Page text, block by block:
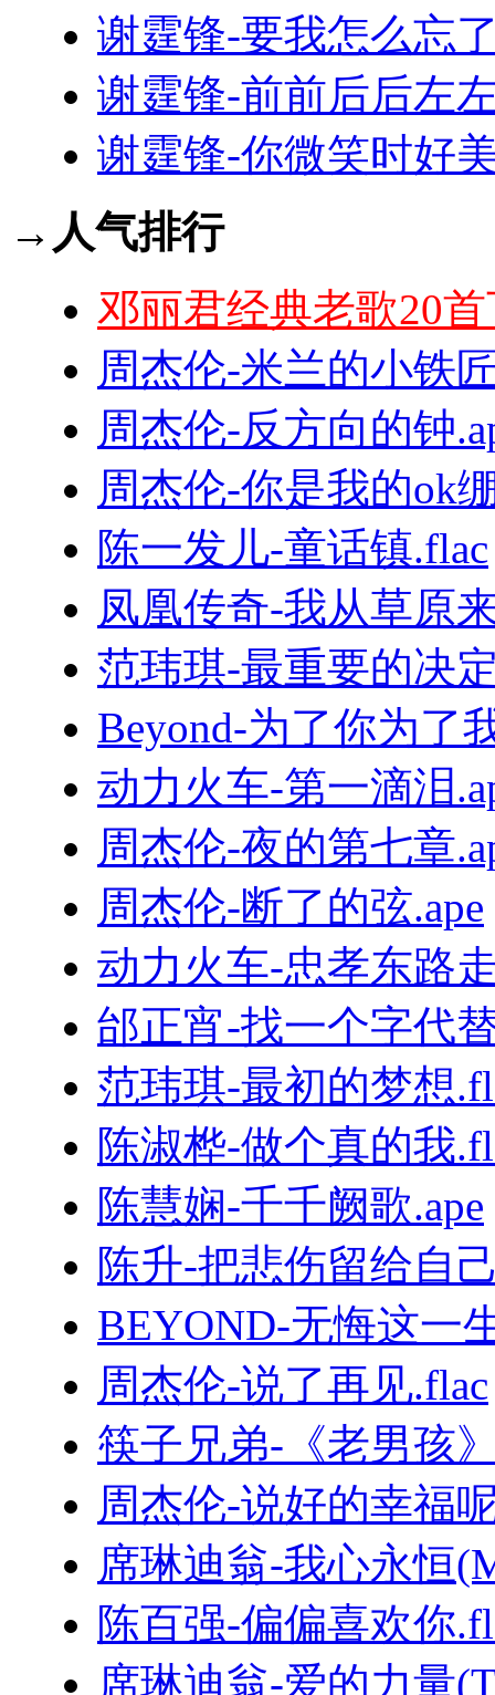
谢霆锋-要我怎么忘
谢霆锋-前前后后左
谢霆锋-你微笑时好
→人气排行
邓丽君经典老歌20
周杰伦-米兰的小铁
周杰伦-反方向的钟
周杰伦-你是我的ok
陈一发儿-童话镇.flac
凤凰传奇-我从草原
范玮琪-最重要的决
Beyond-为了你为了
动力火车-第一滴泪
周杰伦-夜的第七章
周杰伦-断了的弦.ape
动力火车-忠孝东路
邰正宵-找一个字代
范玮琪-最初的梦想
陈淑桦-做个真的我
陈慧娴-千千阙歌.ape
陈升-把悲伤留给自
BEYOND-无悔这一
周杰伦-说了再见.flac
筷子兄弟-《老男孩
周杰伦-说好的幸福
席琳迪翁-我心永恒
陈百强-偏偏喜欢你
席琳迪翁-爱的力量